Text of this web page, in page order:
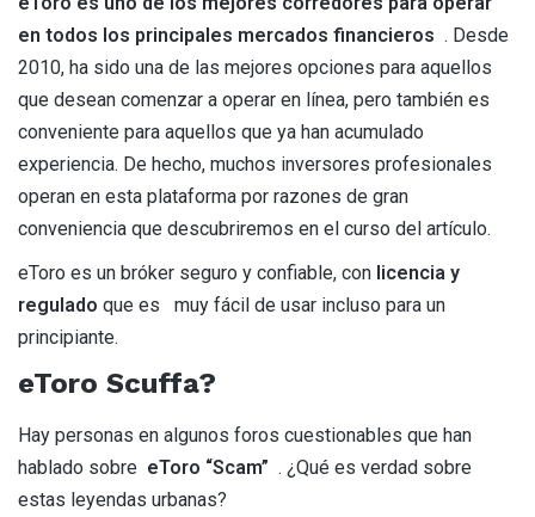
en todos los principales mercados financieros . Desde
2010, ha sido una de las mejores opciones para aquellos
que desean comenzar a operar en línea, pero también es
conveniente para aquellos que ya han acumulado
experiencia. De hecho, muchos inversores profesionales
operan en esta plataforma por razones de gran
conveniencia que descubriremos en el curso del artículo.
eToro es un bróker seguro y confiable, con licencia y
regulado que es muy fácil de usar incluso para un
principiante.
eToro Scuffa?
Hay personas en algunos foros cuestionables que han
hablado sobre eToro “Scam” . ¿Qué es verdad sobre
estas leyendas urbanas?